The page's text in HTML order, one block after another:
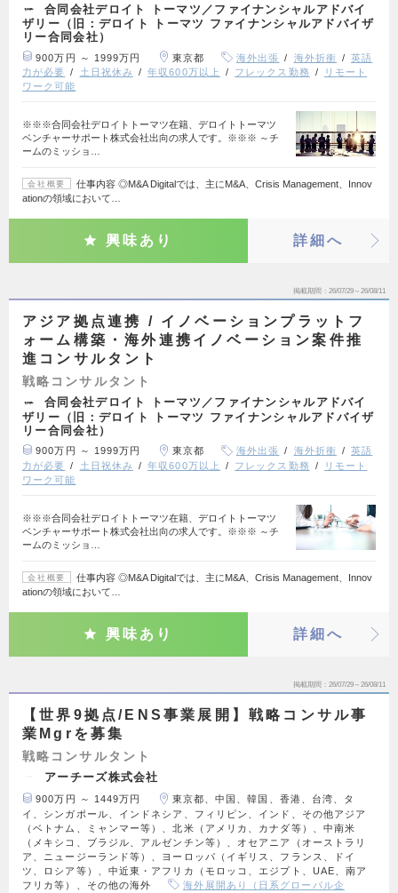
合同会社デロイト トーマツ／ファイナンシャルアドバイ
ザリー（旧：デロイト トーマツ ファイナンシャルアドバイザ
リー合同会社）
900万円 ～ 1999万円 東京都 海外出張 海外折衝
英語
力が必要
土日祝休み 年収600万以上 フレックス勤務
リモート
ワーク可能
※※※合同会社デロイトトーマツ在籍、デロイトトーマツ
ベンチャーサポート株式会社出向の求人です。※※※ ～チ
ームのミッショ…
会社概要
仕事内容 ◎M&A Digitalでは、主にM&A、Crisis Management、Innov
ationの領域において…
興味あり 詳細へ
掲載期間 26/07/29～26/08/11
アジア拠点連携 / イノベーションプラットフ
ォーム構築・海外連携イノベーション案件推
進コンサルタント
戦略コンサルタント
合同会社デロイト トーマツ／ファイナンシャルアドバイ
ザリー（旧：デロイト トーマツ ファイナンシャルアドバイザ
リー合同会社）
900万円 ～ 1999万円 東京都 海外出張 海外折衝
英語
力が必要
土日祝休み 年収600万以上 フレックス勤務
リモート
ワーク可能
※※※合同会社デロイトトーマツ在籍、デロイトトーマツ
ベンチャーサポート株式会社出向の求人です。※※※ ～チ
ームのミッショ…
会社概要
仕事内容 ◎M&A Digitalでは、主にM&A、Crisis Management、Innov
ationの領域において…
興味あり 詳細へ
掲載期間 26/07/29～26/08/11
【世界9拠点/ENS事業展開】戦略コンサル事
業Mgrを募集
戦略コンサルタント
アーチーズ株式会社
900万円 ～ 1449万円
東京都、中国、韓国、香港、台湾、タ
イ、シンガポール、インドネシア、フィリピン、インド、その他アジア
（ベトナム、ミャンマー等）、北米（アメリカ、カナダ等）、中南米
（メキシコ、ブラジル、アルゼンチン等）、オセアニア（オーストラリ
ア、ニュージーランド等）、ヨーロッパ（イギリス、フランス、ドイ
ツ、ロシア等）、中近東・アフリカ（モロッコ、エジプト、UAE、南ア
フリカ等）、その他の海外
海外展開あり（日系グローバル企